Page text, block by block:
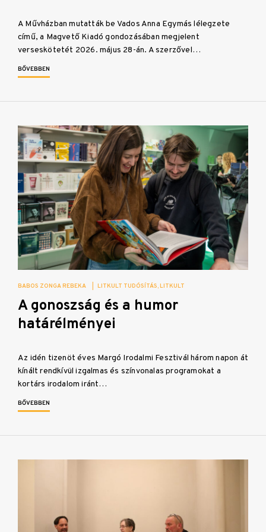
A Művházban mutatták be Vados Anna Egymás lélegzete
című, a Magvető Kiadó gondozásában megjelent
verseskötetét 2026. május 28-án. A szerzővel…
BŐVEBBEN
BABOS ZONGA REBEKA LITKULT TUDÓSÍTÁS LITKULT
A gonoszság és a humor
határélményei
Az idén tizenöt éves Margó Irodalmi Fesztivál három napon át
kínált rendkívül izgalmas és színvonalas programokat a
kortárs irodalom iránt…
BŐVEBBEN